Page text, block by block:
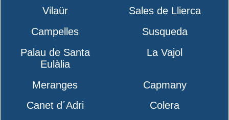
Vilaür
Sales de Llierca
Campelles
Susqueda
Palau de Santa
Eulàlia
La Vajol
Meranges
Capmany
Canet d´Adri
Colera